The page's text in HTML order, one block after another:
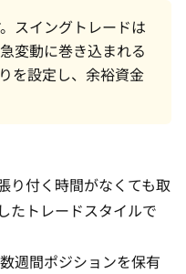
スイングトレードは
変動に巻き込まれる
を設定し、余裕資金
り付く時間がなくても取
たトレードスタイルで
週間ポジションを保有